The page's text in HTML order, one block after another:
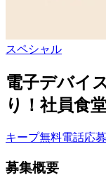
スペシャル
電子デバイ
り！社員食
キープ無料電話応募
募集概要